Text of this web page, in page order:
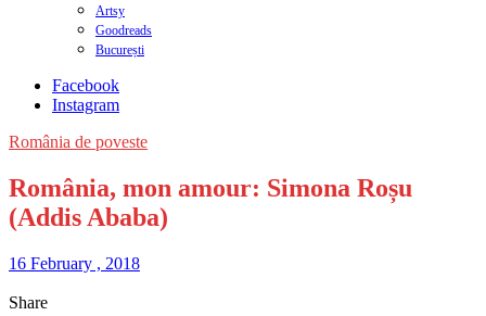
Artsy
Goodreads
București
Facebook
Instagram
România de poveste
România, mon amour: Simona Roșu
(Addis Ababa)
16 February , 2018
Share